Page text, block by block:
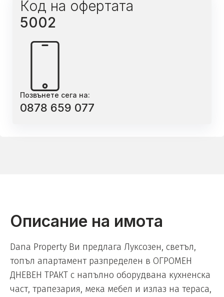
Код на офертата
5002
Позвънете сега на:
0878 659 077
Описание на имота
Dana Property Ви предлага Луксозен, светъл,
топъл апартамент разпределен в ОГРОМЕН
ДНЕВЕН ТРАКТ с напълно оборудвана кухненска
част, трапезария, мека мебел и излаз на тераса,